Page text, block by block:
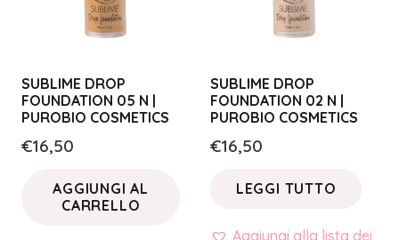
SUBLIME DROP
FOUNDATION 05 N |
PUROBIO COSMETICS
€16,50
AGGIUNGI AL
CARRELLO
SUBLIME DROP
FOUNDATION 02 N |
PUROBIO COSMETICS
€16,50
LEGGI TUTTO
Aggiungi alla lista dei